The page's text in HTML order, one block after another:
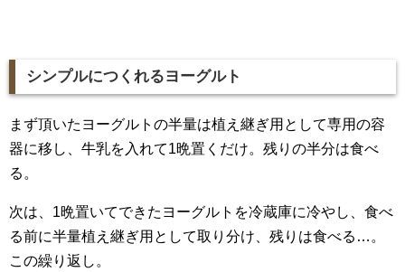
シンプルにつくれるヨーグルト
まず頂いたヨーグルトの半量は植え継ぎ用として専用の容
器に移し、牛乳を入れて1晩置くだけ。残りの半分は食べ
る。
次は、1晩置いてできたヨーグルトを冷蔵庫に冷やし、食べ
る前に半量植え継ぎ用として取り分け、残りは食べる…。
この繰り返し。